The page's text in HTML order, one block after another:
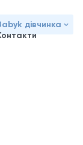
дівчинка